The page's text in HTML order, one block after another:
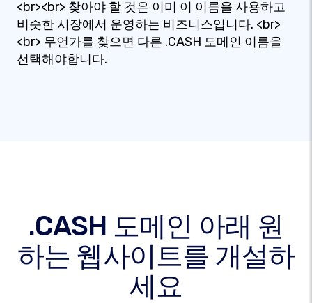
<br><br> 찾아야 할 것은 이미 이 이름을 사용하고
비슷한 시장에서 운영하는 비즈니스입니다. <br>
<br> 무언가를 찾으면 다른 .CASH 도메인 이름을
선택해야합니다.
.CASH 도메인 아래 원
하는 웹사이트를 개설하
세요